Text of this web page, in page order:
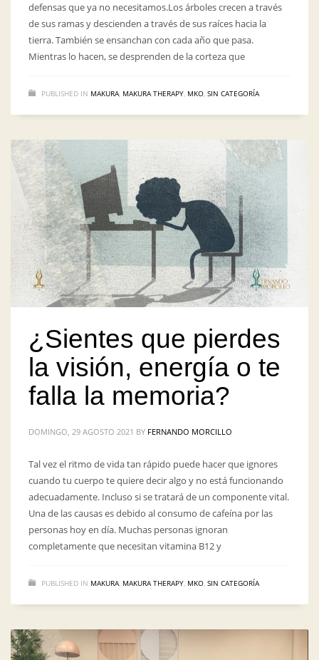
defensas que ya no necesitamos.Los árboles crecen a través
de sus ramas y descienden a través de sus raíces hacia la
tierra. También se ensanchan con cada año que pasa.
Mientras lo hacen, se desprenden de la corteza que
PUBLISHED IN MAKURA, MAKURA THERAPY, MKO, SIN CATEGORÍA
¿Sientes que pierdes
la visión, energía o te
falla la memoria?
DOMINGO, 29 AGOSTO 2021 BY FERNANDO MORCILLO
Tal vez el ritmo de vida tan rápido puede hacer que ignores
cuando tu cuerpo te quiere decir algo y no está funcionando
adecuadamente. Incluso si se tratará de un componente vital.
Una de las causas es debido al consumo de cafeína por las
personas hoy en día. Muchas personas ignoran
completamente que necesitan vitamina B12 y
PUBLISHED IN MAKURA, MAKURA THERAPY, MKO, SIN CATEGORÍA